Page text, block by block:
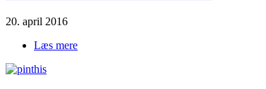
20. april 2016
Læs mere